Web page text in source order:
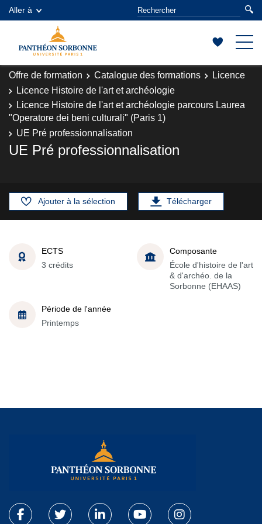
Aller à
Offre de formation Catalogue des formations
Licence
Licence Histoire de l'art et archéologie
Licence Histoire de l'art et archéologie parcours Laurea
"Operatore dei beni culturali" (Paris 1)
UE Pré professionnalisation
UE Pré professionnalisation
Ajouter à la sélection Télécharger
ECTS
3 crédits
Composante
École d'histoire de l'art
& d'archéo. de la
Sorbonne (EHAAS)
Période de l'année
Printemps